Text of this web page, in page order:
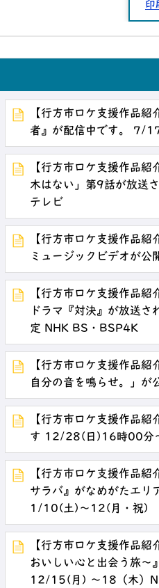
印
【行方市ロケ支援作品
者』が配信中です。 7/
【行方市ロケ支援作品
木はない」第9話が放送
テレビ
【行方市ロケ支援作品
ミュージックビデオが
【行方市ロケ支援作品
ドラマ『対決』が放送
定 NHK BS・BSP4K
【行方市ロケ支援作品
自分の音を鳴らせ。」
【行方市ロケ支援作品
す 12/28(日)16時00分
【行方市ロケ支援作品
サラバ』がなめがたエリ
1/10(土)～12(月・祝)
【行方市ロケ支援作品
おいしい心と出会う旅～
12/15(月) ～18（木）